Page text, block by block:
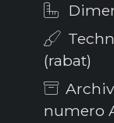
(rabat)
numero